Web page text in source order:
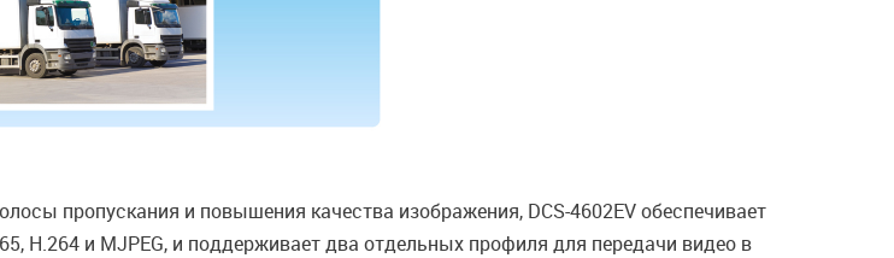
пропускания и повышения качества изображения, DCS-4602EV обеспечивает
H.264 и MJPEG, и поддерживает два отдельных профиля для передачи видео в